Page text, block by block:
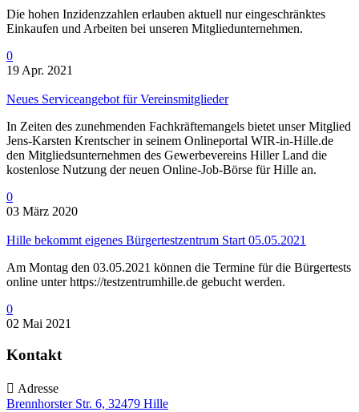
Die hohen Inzidenzzahlen erlauben aktuell nur eingeschränktes
Einkaufen und Arbeiten bei unseren Mitgliedunternehmen.
0
19 Apr. 2021
Neues Serviceangebot für Vereinsmitglieder
In Zeiten des zunehmenden Fachkräftemangels bietet unser Mitglied
Jens-Karsten Krentscher in seinem Onlineportal WIR-in-Hille.de
den Mitgliedsunternehmen des Gewerbevereins Hiller Land die
kostenlose Nutzung der neuen Online-Job-Börse für Hille an.
0
03 März 2020
Hille bekommt eigenes Bürgertestzentrum Start 05.05.2021
Am Montag den 03.05.2021 können die Termine für die Bürgertests
online unter https://testzentrumhille.de gebucht werden.
0
02 Mai 2021
Kontakt
 Adresse
Brennhorster Str. 6, 32479 Hille